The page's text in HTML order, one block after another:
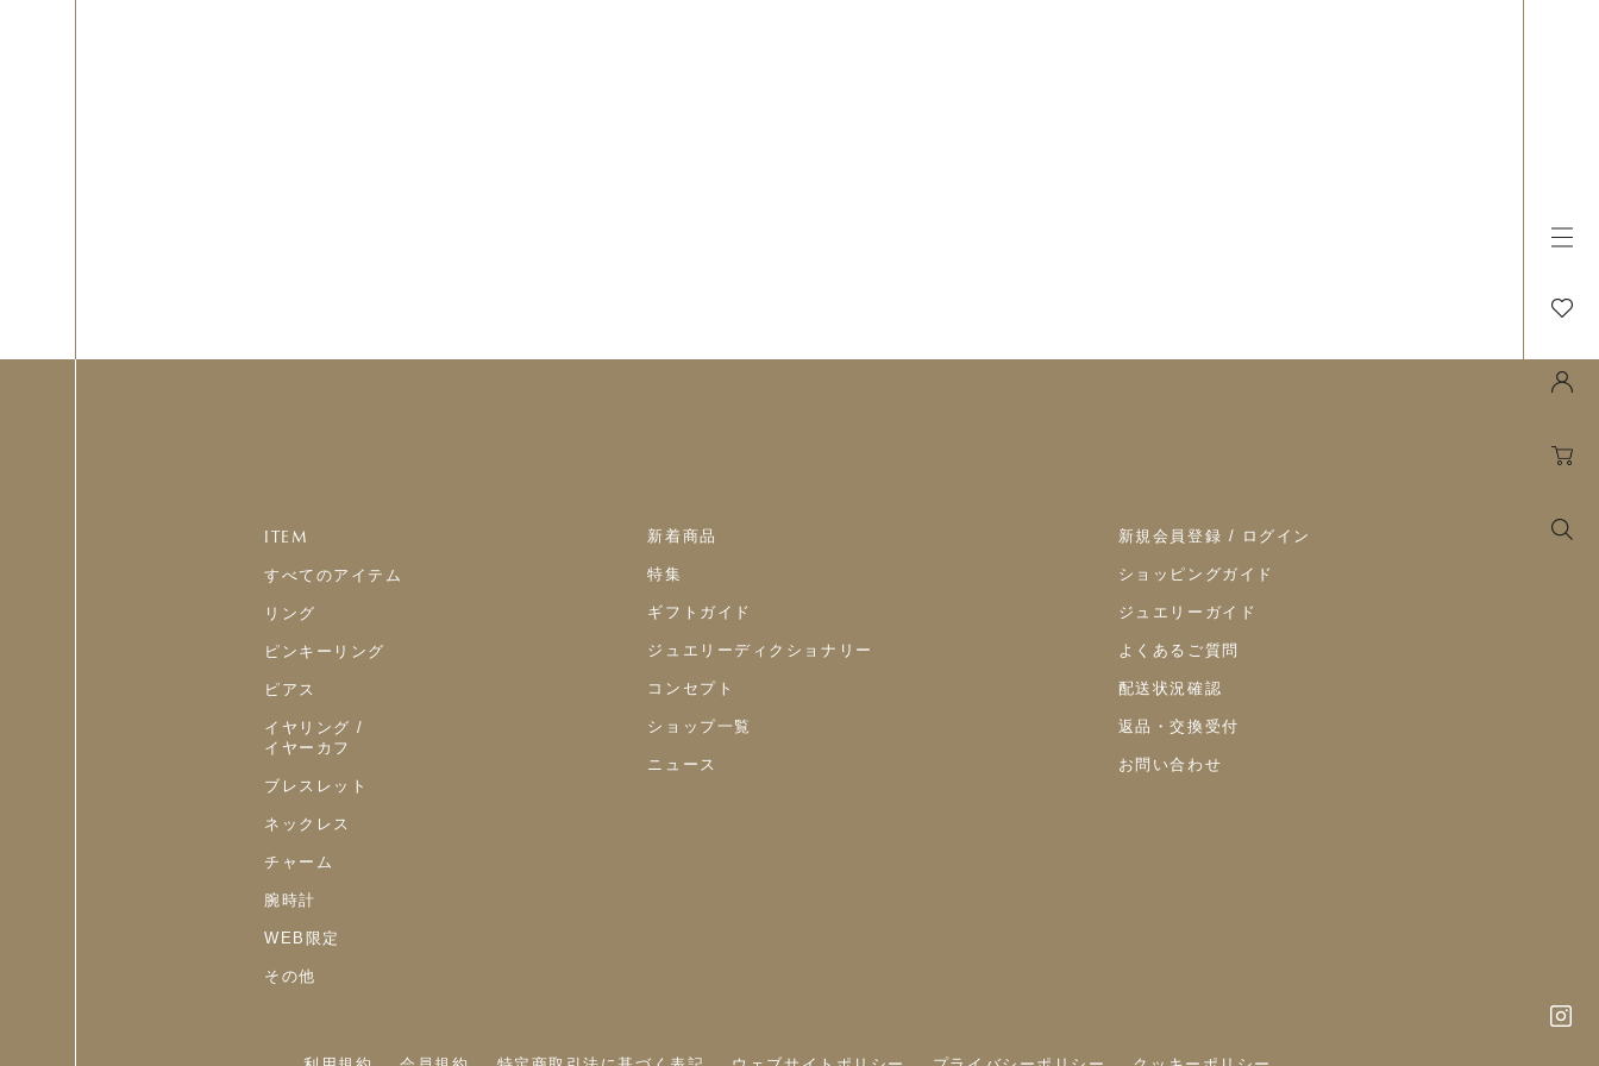
ITEM
すべてのアイテム
リング
ピンキーリング
ピアス
イヤリング /
イヤーカフ
ブレスレット
ネックレス
チャーム
腕時計
WEB限定
その他
新着商品
特集
ギフトガイド
ジュエリーディクショナリー
コンセプト
ショップ一覧
ニュース
新規会員登録 / ログイン
ショッピングガイド
ジュエリーガイド
よくあるご質問
配送状況確認
返品・交換受付
お問い合わせ